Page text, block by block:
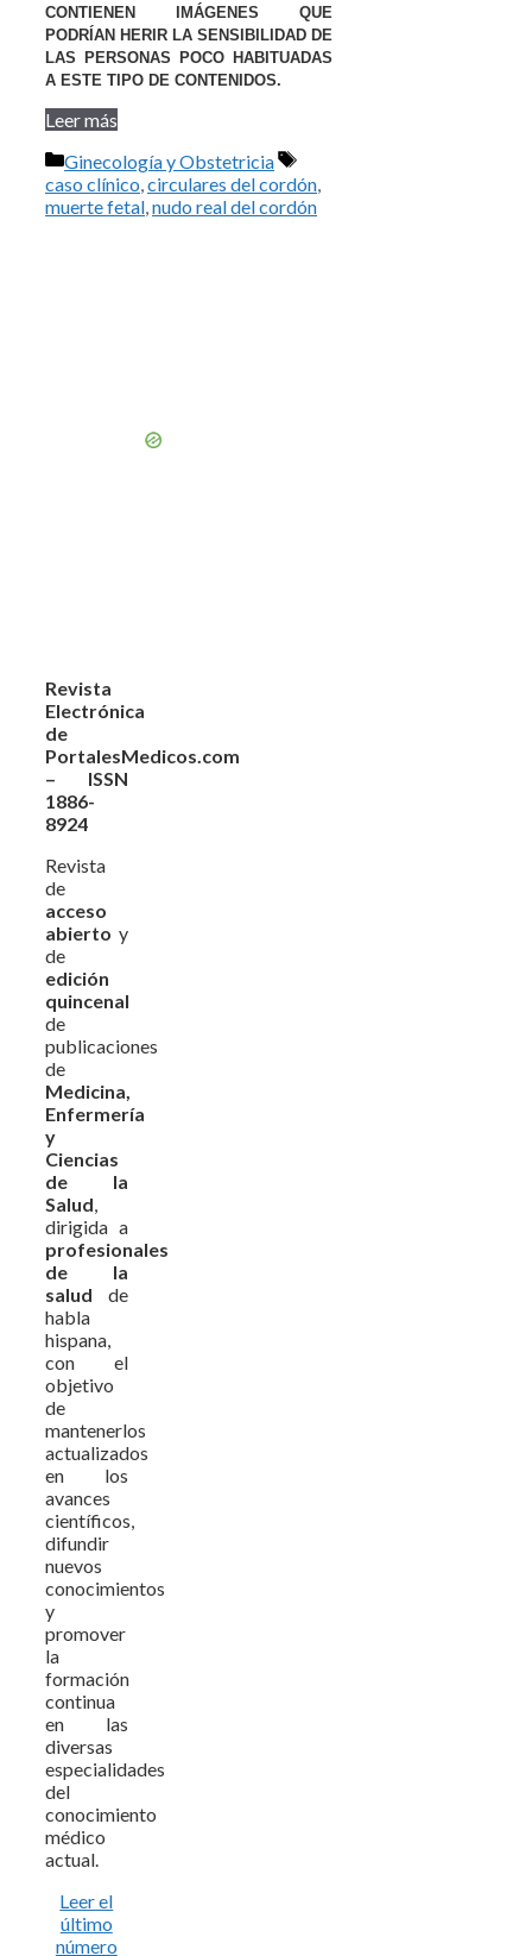
CONTIENEN IMÁGENES QUE
PODRÍAN HERIR LA SENSIBILIDAD DE
LAS PERSONAS POCO HABITUADAS
A ESTE TIPO DE CONTENIDOS.
Leer más
Categorías
Ginecología y Obstetricia
Etiquetas
caso clínico,circulares del cordón,
muerte fetal,nudo real del cordón
Revista
Electrónica
de
PortalesMedicos.com
– ISSN
1886-
8924
Revista
de
acceso
abierto y
de
edición
quincenal
de
publicaciones
de
Medicina,
Enfermería
y
Ciencias
de la
Salud,
dirigida a
profesionales
de la
salud de
habla
hispana,
con el
objetivo
de
mantenerlos
actualizados
en los
avances
científicos,
difundir
nuevos
conocimientos
y
promover
la
formación
continua
en las
diversas
especialidades
del
conocimiento
médico
actual.
Leer el
último
número